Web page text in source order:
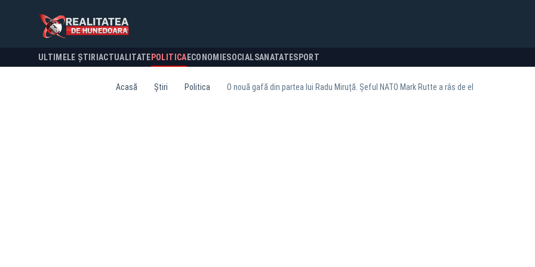
ULTIMELE ȘTIRI ACTUALITATE POLITICA ECONOMIESOCIALSANATATESPORT
Acasă Știri Politica O nouă gafă din partea lui Radu Miruță. Șeful NATO Mark Rutte a râs de el